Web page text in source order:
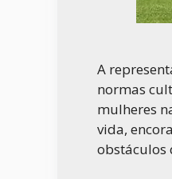
A
normas
mulheres
vida,
obstáculos